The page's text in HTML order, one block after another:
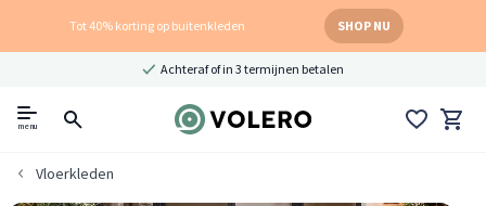
Tot 40% korting op buitenkleden SHOP NU
Achteraf of in 3 termijnen betalen
menu
Vloerkleden